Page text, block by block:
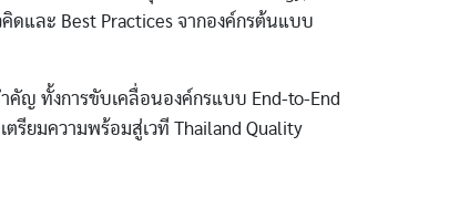
ดและ Best Practices จากองค์กรต้นแบบ
คัญ ทั้งการขับเคลื่อนองค์กรแบบ End-to-End
ตรียมความพร้อมสู่เวที Thailand Quality